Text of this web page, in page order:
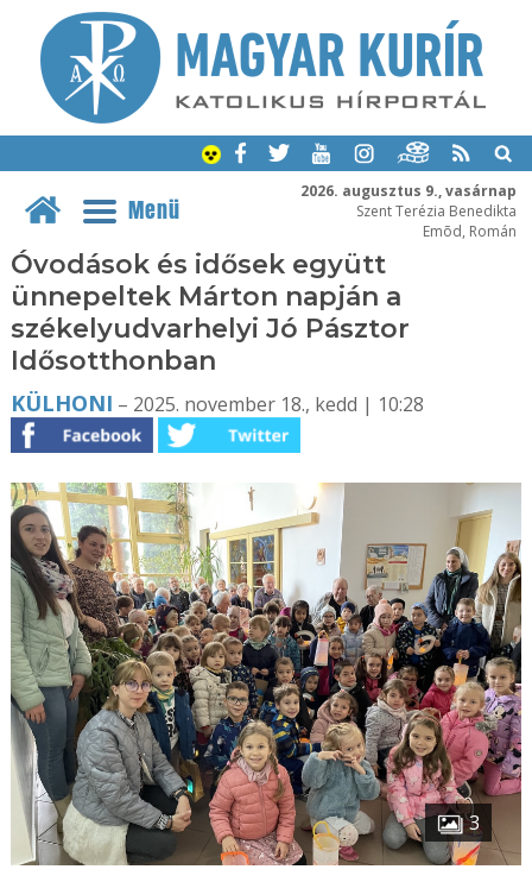
2026. augusztus 9., vasárnap
Szent Terézia Benedikta
Emõd, Román
Menü
Óvodások és idősek együtt
ünnepeltek Márton napján a
székelyudvarhelyi Jó Pásztor
Idősotthonban
KÜLHONI – 2025. november 18., kedd | 10:28
3